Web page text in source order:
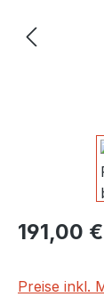
Regulärer
191,00 €
Preise inkl.